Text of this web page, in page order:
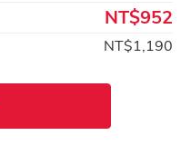
NT$952
NT$1,190